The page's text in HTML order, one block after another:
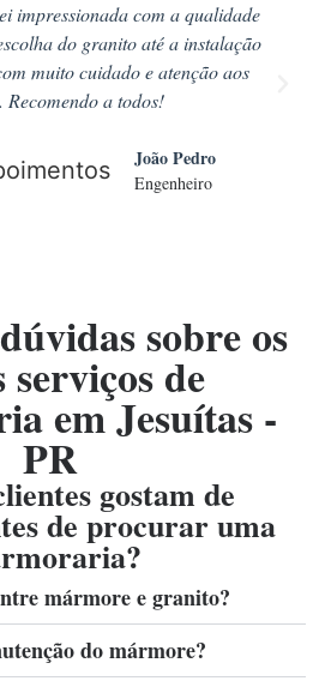
impressionada com a qualidade
do granito até a instalação
muito cuidado e atenção aos
Recomendo a todos!
João Pedro
Engenheiro
sobre os
serviços de
em Jesuítas -
PR
gostam de
de procurar uma
mármore e granito?
do mármore?